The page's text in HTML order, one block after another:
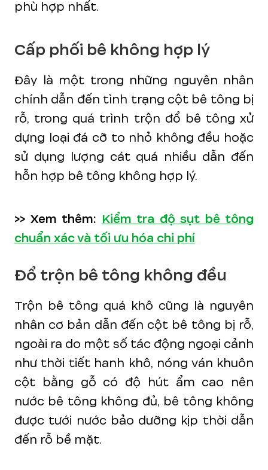
phù hợp nhất.
Cấp phối bê không hợp lý
Đây là một trong những nguyên nhân
chính dẫn đến tình trạng cột bê tông bị
rỗ, trong quá trình trộn đổ bê tông xử
dựng loại đá cỡ to nhỏ không đều hoặc
sử dụng lượng cát quá nhiều dẫn đến
hỗn hợp bê tông không hợp lý.
>> Xem thêm:Kiểm tra độ sụt bê tông
chuẩn xác và tối ưu hóa chi phí
Đổ trộn bê tông không đều
Trộn bê tông quá khô cũng là nguyên
nhân cơ bản dẫn đến cột bê tông bị rỗ,
ngoài ra do một số tác động ngoại cảnh
như thời tiết hanh khô, nóng ván khuôn
cột bằng gỗ có độ hút ẩm cao nên
nước bê tông không đủ, bê tông không
được tưới nước bảo dưỡng kịp thời dẫn
đến rỗ bề mặt.